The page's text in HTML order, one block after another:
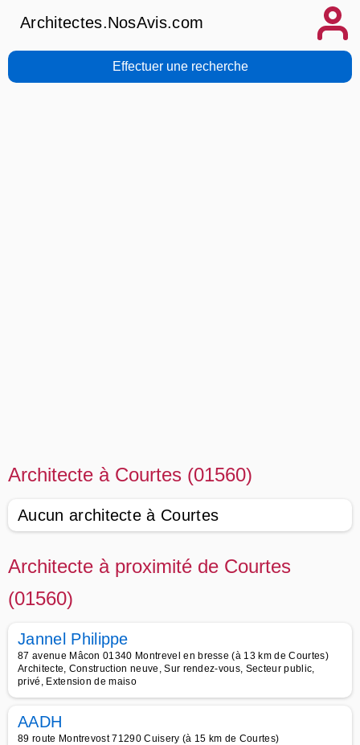
Architectes.NosAvis.com
Effectuer une recherche
Architecte à Courtes (01560)
Aucun architecte à Courtes
Architecte à proximité de Courtes
(01560)
Jannel Philippe
87 avenue Mâcon 01340 Montrevel en bresse (à 13 km de Courtes)
Architecte, Construction neuve, Sur rendez-vous, Secteur public,
privé, Extension de maiso
AADH
89 route Montrevost 71290 Cuisery (à 15 km de Courtes)